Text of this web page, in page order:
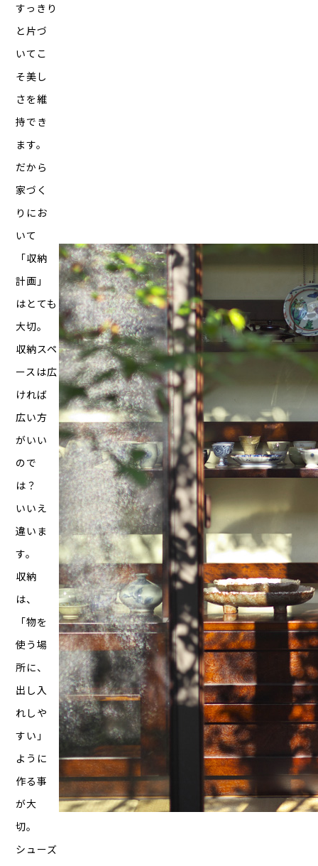
すっきり
と片づ
いてこ
そ美し
さを維
持でき
ます。
だから
家づく
りにお
いて
「収納
計画」
はとても
大切。
収納スペ
ースは広
ければ
広い方
がいい
ので
は？
いいえ
違いま
す。
収納
は、
「物を
使う場
所に、
出し入
れしや
すい」
ように
作る事
が大
切。
シューズ